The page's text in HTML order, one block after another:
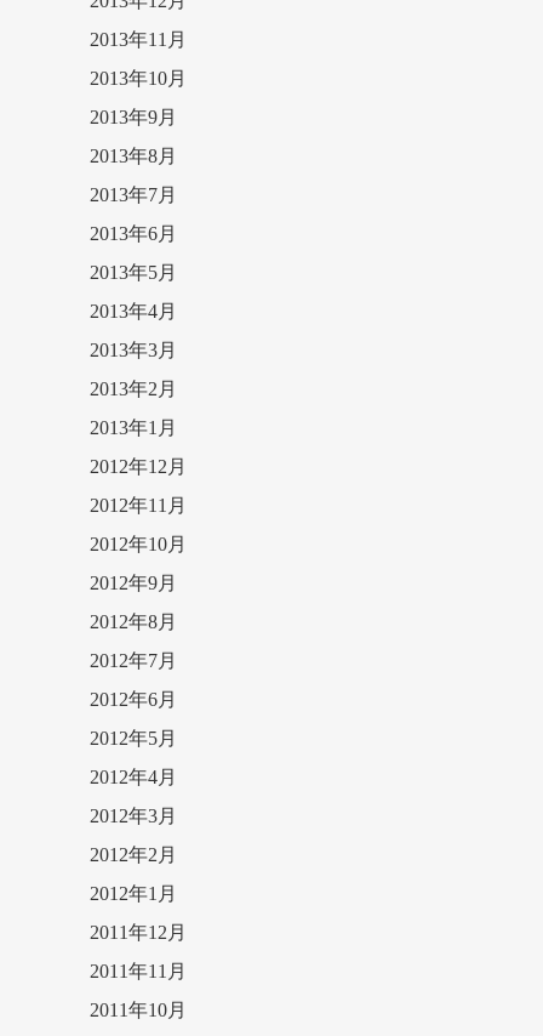
2013年11月
2013年10月
2013年9月
2013年8月
2013年7月
2013年6月
2013年5月
2013年4月
2013年3月
2013年2月
2013年1月
2012年12月
2012年11月
2012年10月
2012年9月
2012年8月
2012年7月
2012年6月
2012年5月
2012年4月
2012年3月
2012年2月
2012年1月
2011年12月
2011年11月
2011年10月